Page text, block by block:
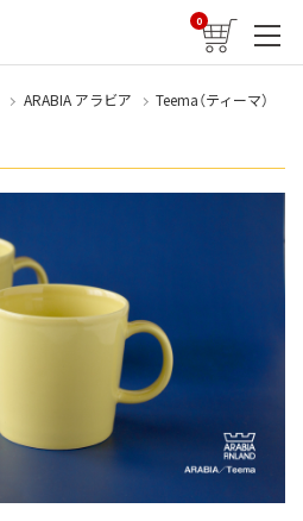
0
ARABIA アラビア Teema（ティーマ）